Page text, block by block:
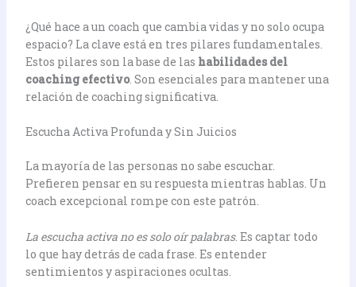
¿Qué hace a un coach que cambia vidas y no solo ocupa
espacio? La clave está en tres pilares fundamentales.
Estos pilares son la base de las habilidades del
coaching efectivo. Son esenciales para mantener una
relación de coaching significativa.
Escucha Activa Profunda y Sin Juicios
La mayoría de las personas no sabe escuchar.
Prefieren pensar en su respuesta mientras hablas. Un
coach excepcional rompe con este patrón.
La escucha activa no es solo oír palabras. Es captar todo
lo que hay detrás de cada frase. Es entender
sentimientos y aspiraciones ocultas.